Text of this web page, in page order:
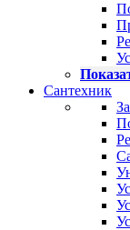
Сантехник